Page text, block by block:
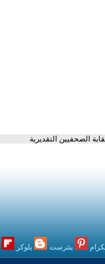
الصحفيين التقديرية
بنترست بلوكر